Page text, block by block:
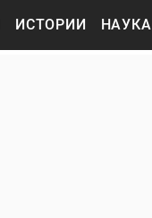
ИСТОРИИ НАУКА